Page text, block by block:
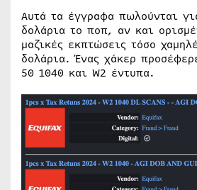
Αυτά τα έγγραφα πωλούνται
δολάρια το ποπ, αν και
μαζικές εκπτώσεις τόσο
δολάρια. Ένας χάκερ
50 1040 και W2 έντυπα.